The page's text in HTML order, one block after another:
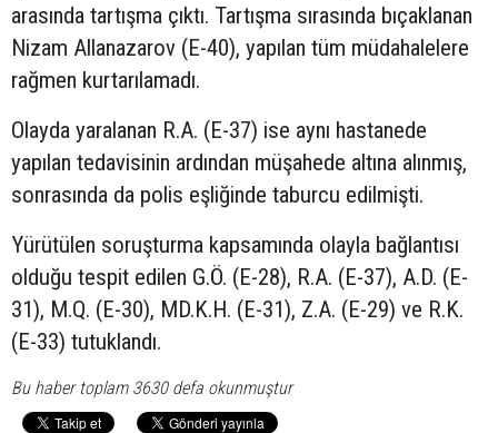
arasında tartışma çıktı. Tartışma sırasında bıçaklanan
Nizam Allanazarov (E-40), yapılan tüm müdahalelere
rağmen kurtarılamadı.
Olayda yaralanan R.A. (E-37) ise aynı hastanede
yapılan tedavisinin ardından müşahede altına alınmış,
sonrasında da polis eşliğinde taburcu edilmişti.
Yürütülen soruşturma kapsamında olayla bağlantısı
olduğu tespit edilen G.Ö. (E-28), R.A. (E-37), A.D. (E-
31), M.Q. (E-30), MD.K.H. (E-31), Z.A. (E-29) ve R.K.
(E-33) tutuklandı.
Bu haber toplam 3630 defa okunmuştur